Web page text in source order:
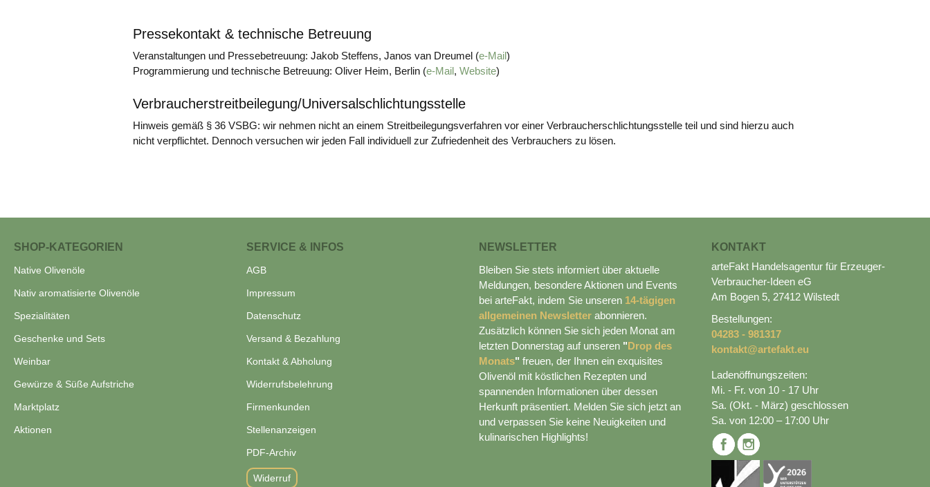
Pressekontakt & technische Betreuung
Veranstaltungen und Pressebetreuung: Jakob Steffens, Janos van Dreumel (e-Mail)
Programmierung und technische Betreuung: Oliver Heim, Berlin (e-Mail, Website)
Verbraucherstreitbeilegung/Universalschlichtungsstelle
Hinweis gemäß § 36 VSBG: wir nehmen nicht an einem Streitbeilegungsverfahren vor einer Verbraucherschlichtungsstelle teil und sind hierzu auch
nicht verpflichtet. Dennoch versuchen wir jeden Fall individuell zur Zufriedenheit des Verbrauchers zu lösen.
SHOP-KATEGORIEN
Native Olivenöle
Nativ aromatisierte Olivenöle
Spezialitäten
Geschenke und Sets
Weinbar
Gewürze & Süße Aufstriche
Marktplatz
Aktionen
SERVICE & INFOS
AGB
Impressum
Datenschutz
Versand & Bezahlung
Kontakt & Abholung
Widerrufsbelehrung
Firmenkunden
Stellenanzeigen
PDF-Archiv
Widerruf
NEWSLETTER
Bleiben Sie stets informiert über aktuelle
Meldungen, besondere Aktionen und Events
bei arteFakt, indem Sie unseren 14-tägigen
allgemeinen Newsletter abonnieren.
Zusätzlich können Sie sich jeden Monat am
letzten Donnerstag auf unseren "Drop des
Monats" freuen, der Ihnen ein exquisites
Olivenöl mit köstlichen Rezepten und
spannenden Informationen über dessen
Herkunft präsentiert. Melden Sie sich jetzt an
und verpassen Sie keine Neuigkeiten und
kulinarischen Highlights!
KONTAKT
arteFakt Handelsagentur für Erzeuger-
Verbraucher-Ideen eG
Am Bogen 5, 27412 Wilstedt
Bestellungen:
04283 - 981317
kontakt@artefakt.eu
Ladenöffnungszeiten:
Mi. - Fr. von 10 - 17 Uhr
Sa. (Okt. - März) geschlossen
Sa. von 12:00 – 17:00 Uhr